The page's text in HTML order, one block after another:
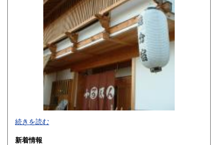
600円
続きを読む
新着情報